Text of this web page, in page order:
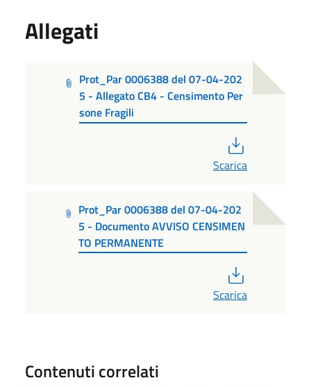
Allegati
Prot_Par 0006388 del 07-04-202
5 - Allegato CB4 - Censimento Per
sone Fragili
Scarica
Prot_Par 0006388 del 07-04-202
5 - Documento AVVISO CENSIMEN
TO PERMANENTE
Scarica
Contenuti correlati